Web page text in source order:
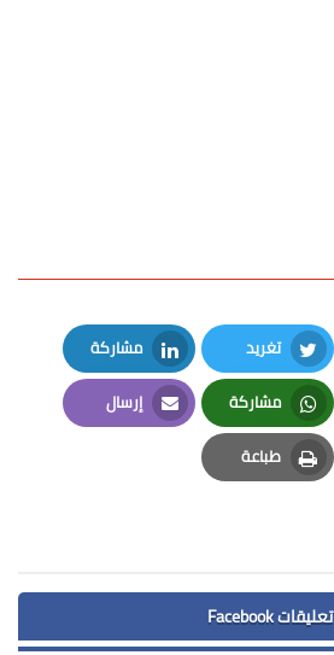
تغريد
Twitter
مشاركة
LinkedIn
مشاركة
Whatsapp
إرسال
Email
طباعة
Print
تعليقات Facebook